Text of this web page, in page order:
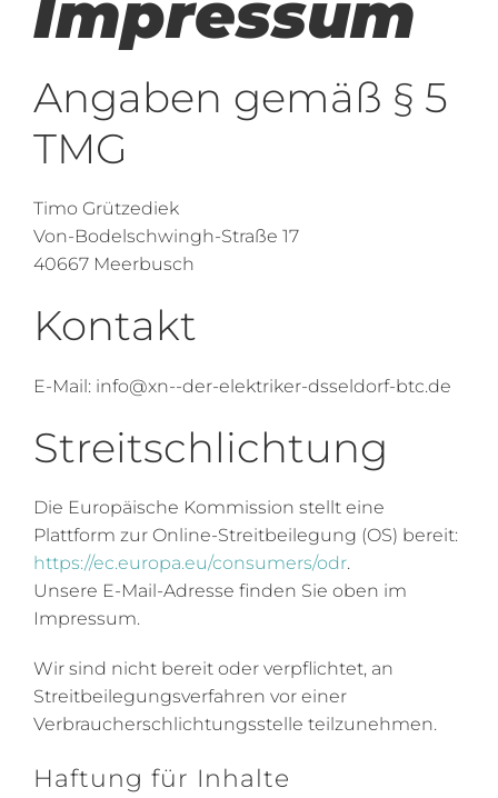
Angaben gemäß § 5
TMG
Timo Grützediek
Von-Bodelschwingh-Straße 17
40667 Meerbusch
Kontakt
E-Mail: info@xn--der-elektriker-dsseldorf-btc.de
Streitschlichtung
Die Europäische Kommission stellt eine
Plattform zur Online-Streitbeilegung (OS) bereit:
https://ec.europa.eu/consumers/odr.
Unsere E-Mail-Adresse finden Sie oben im
Impressum.
Wir sind nicht bereit oder verpflichtet, an
Streitbeilegungsverfahren vor einer
Verbraucherschlichtungsstelle teilzunehmen.
Haftung für Inhalte